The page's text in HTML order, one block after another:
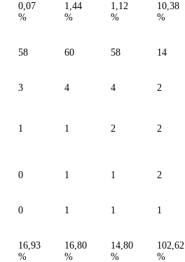
0,07
%
1,44
%
1,12
%
10,38
%
58 60 58 14
3 4 4 2
1 1 2 2
0 1 1 2
0 1 1 1
16,93
%
16,80
%
14,80
%
102,62
%